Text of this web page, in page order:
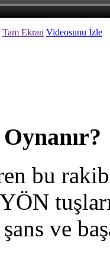
Tam Ekran Videosunu İzle
bu
ve